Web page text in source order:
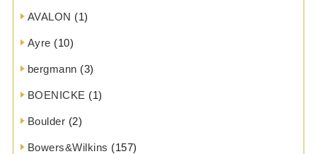
AVALON (1)
Ayre (10)
bergmann (3)
BOENICKE (1)
Boulder (2)
Bowers&Wilkins (157)